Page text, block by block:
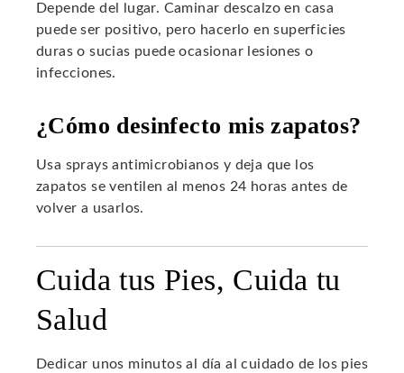
Depende del lugar. Caminar descalzo en casa
puede ser positivo, pero hacerlo en superficies
duras o sucias puede ocasionar lesiones o
infecciones.
¿Cómo desinfecto mis zapatos?
Usa sprays antimicrobianos y deja que los
zapatos se ventilen al menos 24 horas antes de
volver a usarlos.
Cuida tus Pies, Cuida tu
Salud
Dedicar unos minutos al día al cuidado de los pies